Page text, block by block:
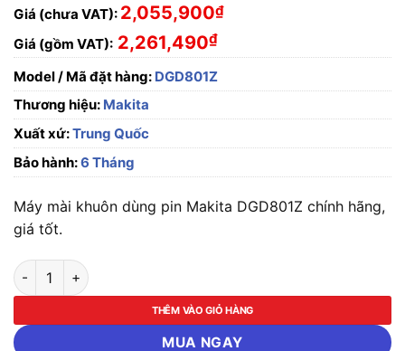
Giá (chưa VAT): 2,055,900₫
Giá (gồm VAT): 2,261,490₫
Model / Mã đặt hàng: DGD801Z
Thương hiệu: Makita
Xuất xứ:Trung Quốc
Bảo hành:6 Tháng
Máy mài khuôn dùng pin Makita DGD801Z chính hãng,
giá tốt.
Máy mài khuôn dùng pin Makita DGD801Z (Chưa kèm Pin &
THÊM VÀO GIỎ HÀNG
MUA NGAY